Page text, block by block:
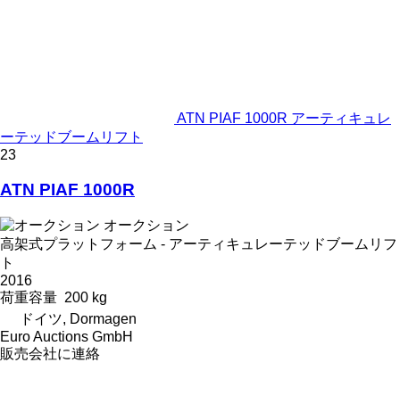
ATN PIAF 1000R アーティキュレ
ーテッドブームリフト
23
ATN PIAF 1000R
オークション
高架式プラットフォーム - アーティキュレーテッドブームリフ
ト
2016
荷重容量 200 kg
ドイツ, Dormagen
Euro Auctions GmbH
販売会社に連絡